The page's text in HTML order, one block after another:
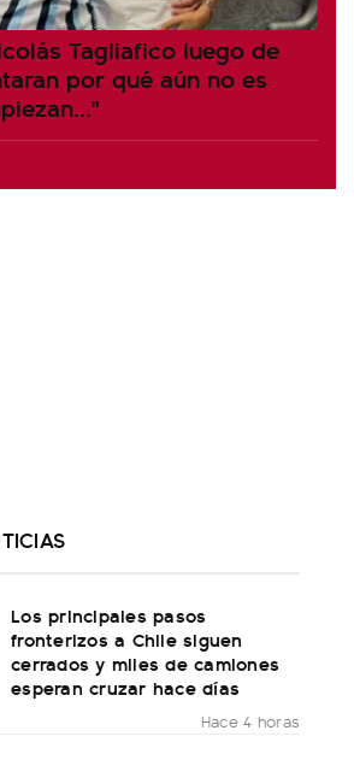
Tagliafico luego de
por qué aún no es
Los principales pasos
fronterizos a Chile siguen
cerrados y miles de camiones
esperan cruzar hace días
Hace 4 horas